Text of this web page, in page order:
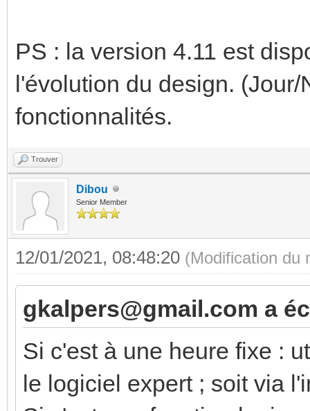
PS : la version 4.11 est
l'évolution du design.
fonctionnalités.
Trouver
Dibou
Senior Member
12/01/2021, 08:48:20 (Modification du
gkalpers@gmail.com a
Si c'est à une heure fixe :
le logiciel expert ; soit via